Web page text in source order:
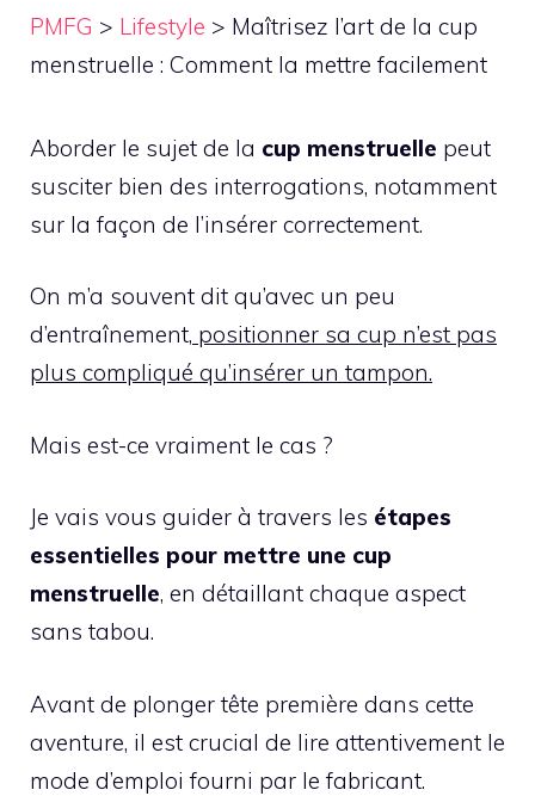
PMFG > Lifestyle > Maîtrisez l’art de la cup
menstruelle : Comment la mettre facilement
Aborder le sujet de la cup menstruelle peut
susciter bien des interrogations, notamment
sur la façon de l’insérer correctement.
On m’a souvent dit qu’avec un peu
d’entraînement, positionner sa cup n’est pas
plus compliqué qu’insérer un tampon.
Mais est-ce vraiment le cas ?
Je vais vous guider à travers les étapes
essentielles pour mettre une cup
menstruelle, en détaillant chaque aspect
sans tabou.
Avant de plonger tête première dans cette
aventure, il est crucial de lire attentivement le
mode d’emploi fourni par le fabricant.